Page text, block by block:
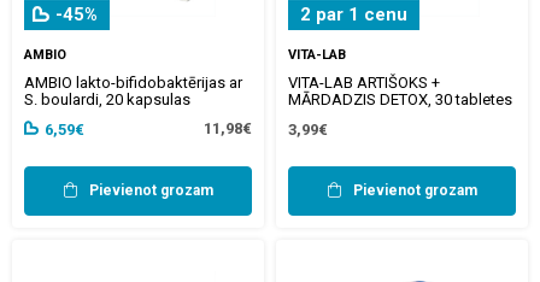
-45%
AMBIO
AMBIO lakto-bifidobaktērijas ar
S. boulardi, 20 kapsulas
6,59€
11,98€
Pievienot grozam
2 par 1 cenu
VITA-LAB
VITA-LAB ARTIŠOKS +
MĀRDADZIS DETOX, 30 tabletes
3,99€
Pievienot grozam